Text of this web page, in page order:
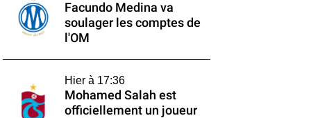
Facundo Medina va
soulager les comptes de
l'OM
Hier à 17:36
Mohamed Salah est
officiellement un joueur